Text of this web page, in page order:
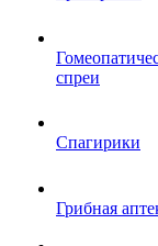
спреи
Спагирики
Грибная